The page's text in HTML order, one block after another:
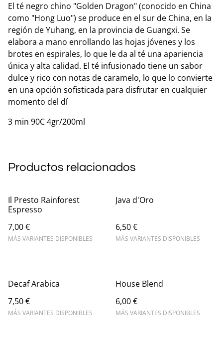
El té negro chino "Golden Dragon" (conocido en China
como "Hong Luo") se produce en el sur de China, en la
región de Yuhang, en la provincia de Guangxi. Se
elabora a mano enrollando las hojas jóvenes y los
brotes en espirales, lo que le da al té una apariencia
única y alta calidad. El té infusionado tiene un sabor
dulce y rico con notas de caramelo, lo que lo convierte
en una opción sofisticada para disfrutar en cualquier
momento del dí
3 min 90C 4gr/200ml
Productos relacionados
Il Presto Rainforest
Espresso
7,00 €
MÁS VARIANTES DISPONIBLES
Java d'Oro
6,50 €
MÁS VARIANTES DISPONIBLES
Decaf Arabica
7,50 €
MÁS VARIANTES DISPONIBLES
House Blend
6,00 €
MÁS VARIANTES DISPONIBLES